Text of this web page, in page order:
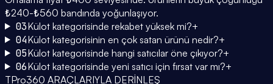
₺240-₺560 bandında yoğunlaşıyor.
03Külot kategorisinde rekabet yüksek mi?+
04Külot kategorisinin en çok satan ürünü nedir?+
05Külot kategorisinde hangi satıcılar öne çıkıyor?+
06Külot kategorisinde yeni satıcı için fırsat var mı?+
TPro360 ARAÇLARIYLA DERİNLEŞ